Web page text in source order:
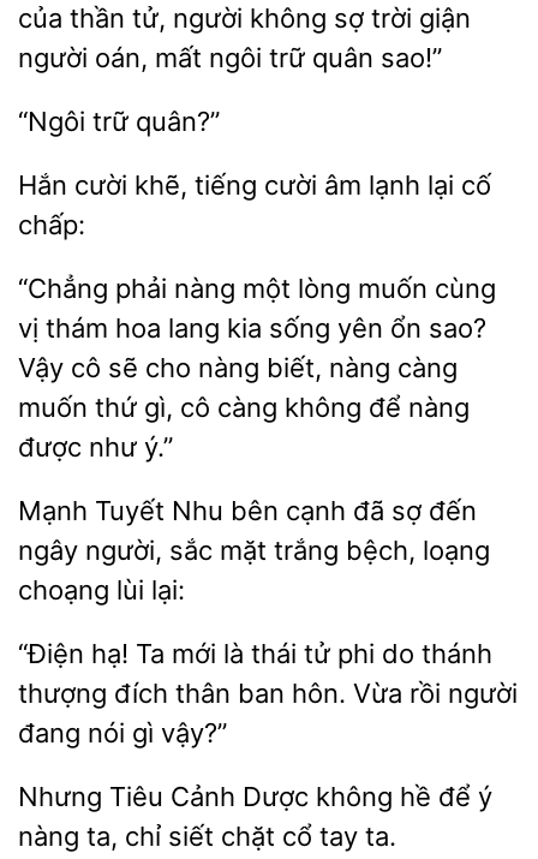
của thần tử,
không sợ trời giận
người oán, mất ngôi trữ
sao!”
Hắn cười cười âm lạnh
cố
chấp:
“Chẳng phải nàng một lòng muốn cùng
vị thám hoa lang kia sống yên ổn sao?
Vậy cô sẽ cho nàng biết, nàng
thứ gì, cô
không để nàng
được như ý.”
Mạnh
Nhu bên cạnh đã sợ đến
ngây người, sắc
trắng bệch, loạng
choạng
lại:
“Điện hạ! mới là thái
phi do thánh
thượng đích thân ban hôn. Vừa rồi người
đang
gì vậy?”
Dược không hề để ý
nàng ta, chỉ siết chặt cổ tay ta.